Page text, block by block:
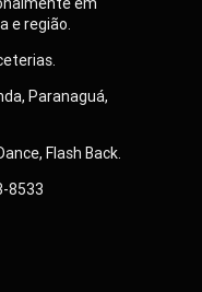
e região.
Paranaguá,
Flash Back.
8533